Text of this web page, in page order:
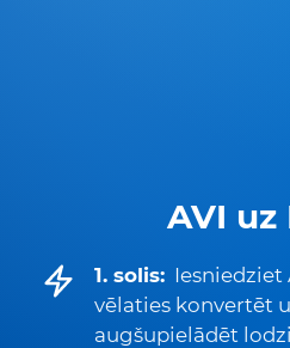
AVI uz
1. solis: Iesniedziet
vēlaties konvertēt
augšupielādēt